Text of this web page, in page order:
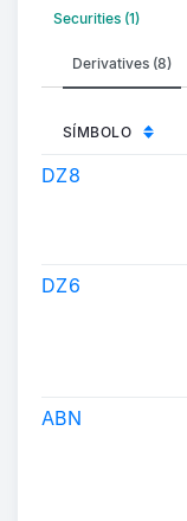
Securities (1)
Derivatives (8)
SÍMBOLO
DZ8
DZ6
ABN